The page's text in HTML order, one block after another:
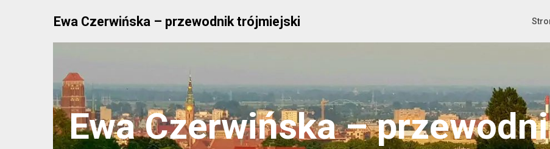
Ewa Czerwińska – przewodnik trójmiejski
Ewa Czerwińska –